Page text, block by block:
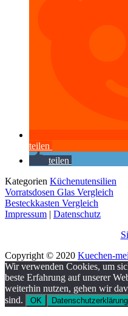
teilen
teilen
Kategorien Küchenutensilien
Vorratsdosen Glas Vergleich
Besteckkasten Vergleich
Impressum | Datenschutz
Copyright © 2020 Kuechen-
Wir verwenden Cookies, um
beste Erfahrung auf unserer
weiterhin nutzen, gehen wir
sind.
OK Datenschutzerklärung